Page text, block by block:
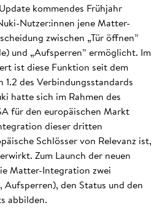
kommendes Frühjahr
Nutzer:innen jene Matter-
zwischen „Tür öffnen”
und „Aufsperren” ermöglicht. Im
ist diese Funktion seit dem
1.2 des Verbindungsstandards
hatte sich im Rahmen des
für den europäischen Markt
dieser dritten
Schlösser von Relevanz ist,
Zum Launch der neuen
Matter-Integration zwei
Aufsperren), den Status und den
abbilden.